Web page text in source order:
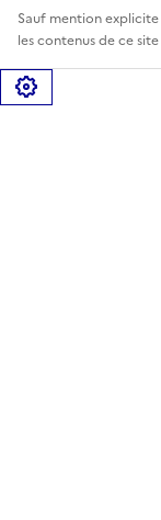
Sauf mention
les contenus de ce
Gérer les cookies